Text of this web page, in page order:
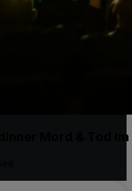
Mord & Tod